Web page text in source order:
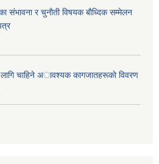
संभावना र चुनाैती विषयक बाैध्दिक सम्मेलन
लागि चाहिने अावश्यक कागजातहरूकाे विवरण